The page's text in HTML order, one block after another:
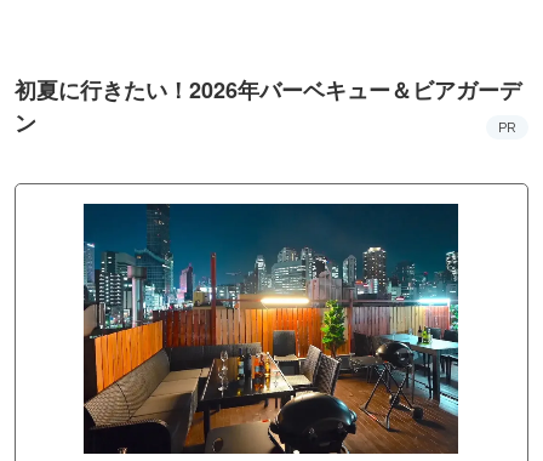
初夏に行きたい！2026年バーベキュー＆ビアガーデ
ン
PR